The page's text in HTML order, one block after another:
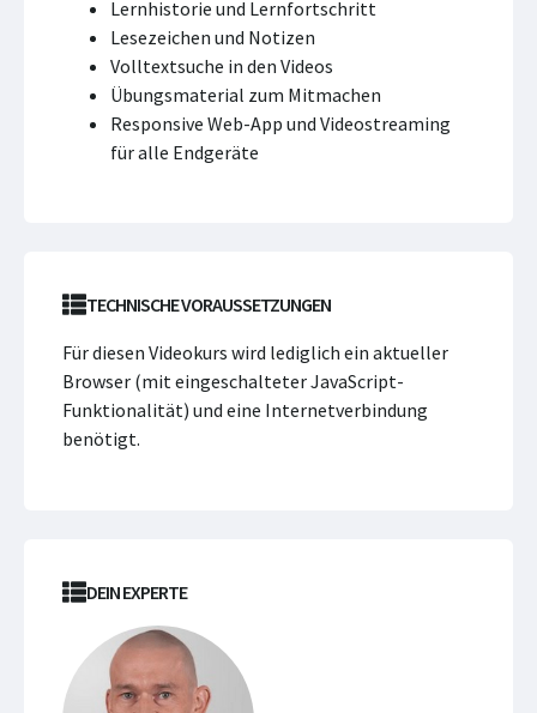
Lernhistorie und Lernfortschritt
Lesezeichen und Notizen
Volltextsuche in den Videos
Übungsmaterial zum Mitmachen
Responsive Web-App und Videostreaming
für alle Endgeräte
TECHNISCHE VORAUSSETZUNGEN
Für diesen Videokurs wird lediglich ein aktueller
Browser (mit eingeschalteter JavaScript-
Funktionalität) und eine Internetverbindung
benötigt.
DEIN EXPERTE